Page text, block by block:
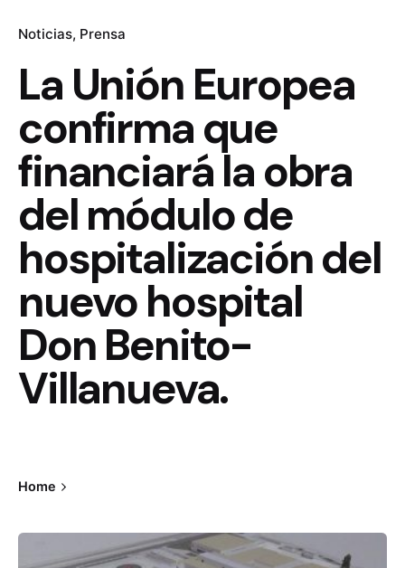
Noticias Prensa
La Unión Europea
confirma que
financiará la obra
del módulo de
hospitalización del
nuevo hospital
Don Benito-
Villanueva.
Home